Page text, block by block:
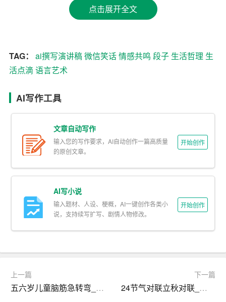
成效不显著的学生的心声，让人在苦笑之余，也反思自己
微信笑话段子的一大特色就是语言的巧妙运用，通过双
如：“问：怎样快速忘记一个人？答：换新微信头像。”这句
度，让人在笑声中体会到放下过去的重要性。又如：“问：
为什么数学老师那么厉害？答：因为数学是门艺术，艺术
需要高深莫测。”这句话巧妙地运用了“艺术”一词的双关含
义，既是对数学抽象美的赞美，也是对数学老师知识渊博
的调侃，令人拍案叫绝。
三、 生活哲理，寓教于乐
答：因为看小说时眼睛会‘自动’休息。”这句话看似玩笑，
适时放下手机，保护视力。又如：“问：如何判断一个人是
否说谎？答：看他是否敢直视你的眼睛。但如果他说的是
点击展开全文
TAG： ai撰写演讲稿微信笑话情感共鸣 段子 生活哲理 生
活点滴 语言艺术
AI写作工具
文章自动写作
输入您的写作要求，AI自动创作一篇高质量
的原创文章。
开始创作
AI写小说
输入题材、人设、梗概，AI一键创作各类小
说，支持续写扩写、剧情人物修改。
开始创作
上一篇
五六岁儿童脑筋急转弯_经典脑筋急转弯
下一篇
24节气对联立秋对联_对联知识